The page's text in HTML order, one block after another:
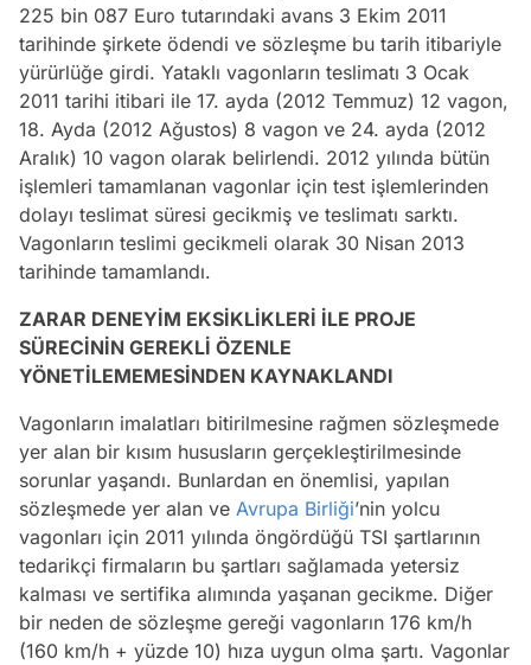
225 bin 087 Euro tutarındaki avans 3 Ekim 2011
tarihinde şirkete ödendi ve sözleşme bu tarih itibariyle
yürürlüğe girdi. Yataklı vagonların teslimatı 3 Ocak
2011 tarihi itibari ile 17. ayda (2012 Temmuz) 12 vagon,
18. Ayda (2012 Ağustos) 8 vagon ve 24. ayda (2012
Aralık) 10 vagon olarak belirlendi. 2012 yılında bütün
işlemleri tamamlanan vagonlar için test işlemlerinden
dolayı teslimat süresi gecikmiş ve teslimatı sarktı.
Vagonların teslimi gecikmeli olarak 30 Nisan 2013
tarihinde tamamlandı.
ZARAR DENEYİM EKSİKLİKLERİ İLE PROJE
SÜRECİNİN GEREKLİ ÖZENLE
YÖNETİLEMEMESİNDEN KAYNAKLANDI
Vagonların imalatları bitirilmesine rağmen sözleşmede
yer alan bir kısım hususların gerçekleştirilmesinde
sorunlar yaşandı. Bunlardan en önemlisi, yapılan
sözleşmede yer alan ve Avrupa Birliği’nin yolcu
vagonları için 2011 yılında öngördüğü TSI şartlarının
tedarikçi firmaların bu şartları sağlamada yetersiz
kalması ve sertifika alımında yaşanan gecikme. Diğer
bir neden de sözleşme gereği vagonların 176 km/h
(160 km/h + yüzde 10) hıza uygun olma şartı. Vagonlar